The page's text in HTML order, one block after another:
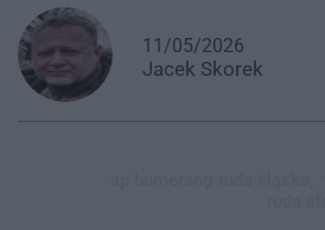
11/05/2026
Jacek Skorek